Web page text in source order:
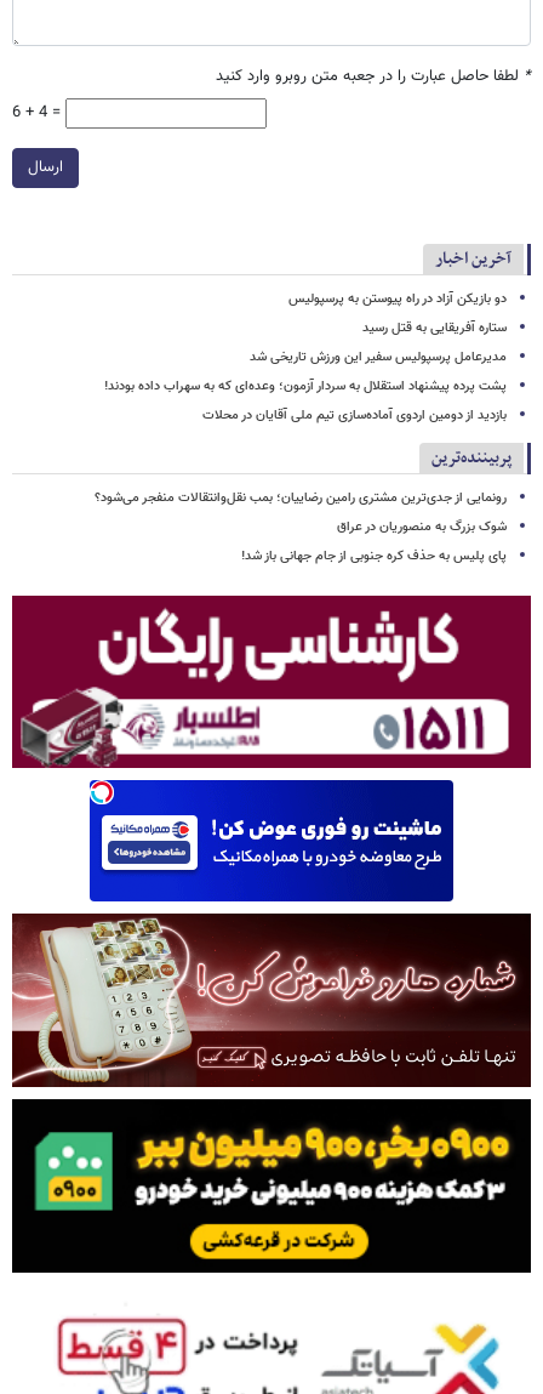
* لطفا حاصل عبارت را در جعبه متن روبرو وارد کنید
6 + 4 =
ارسال
آخرین اخبار
دو بازیکن آزاد در راه پیوستن به پرسپولیس
ستاره آفریقایی به قتل رسید
مدیرعامل پرسپولیس سفیر این ورزش تاریخی شد
پشت پرده پیشنهاد استقلال به سردار آزمون؛ وعده‌ای که به سهراب داده بودند!
بازدید از دومین اردوی آماده‌سازی تیم ملی آقایان در محلات
پربیننده‌ترین
رونمایی از جدی‌ترین مشتری رامین رضاییان؛ بمب نقل‌وانتقالات منفجر می‌شود؟
شوک بزرگ به منصوریان در عراق
پای پلیس به حذف کره جنوبی از جام جهانی باز شد!